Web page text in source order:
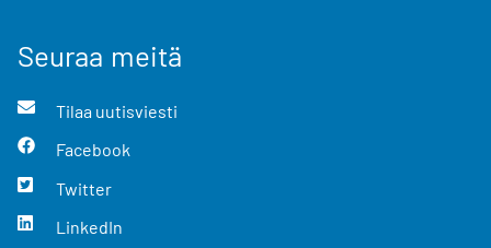
Seuraa meitä
Tilaa uutisviesti
Facebook
Twitter
LinkedIn